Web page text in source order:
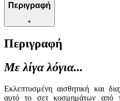
Περιγραφή
+
Περιγραφή
Με λίγα λόγια...
Εκλεπτυσμένη αισθητική και
αυτό το σετ κοσμημάτων από